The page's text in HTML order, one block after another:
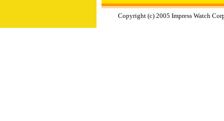
Copyright (c) 2005 Impress Watch